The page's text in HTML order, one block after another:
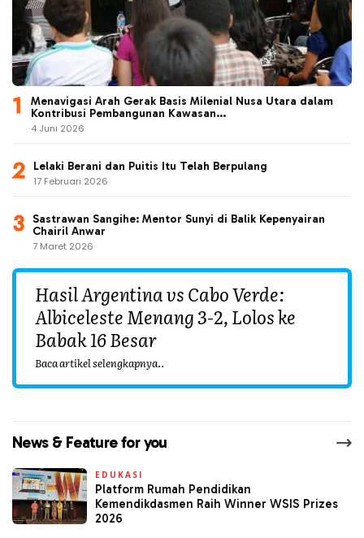
Menavigasi Arah Gerak Basis Milenial Nusa Utara dalam
Kontribusi Pembangunan Kawasan...
4 Juni 2026
Lelaki Berani dan Puitis Itu Telah Berpulang
17 Februari 2026
Sastrawan Sangihe: Mentor Sunyi di Balik Kepenyairan
Chairil Anwar
7 Maret 2026
Hasil Argentina vs Cabo Verde:
Albiceleste Menang 3-2, Lolos ke
Babak 16 Besar
Baca artikel selengkapnya..
News & Feature for you
EDUKASI
Platform Rumah Pendidikan
Kemendikdasmen Raih Winner WSIS Prizes
2026